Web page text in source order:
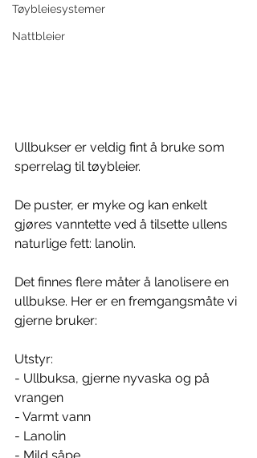
Tøybleiesystemer
Nattbleier
Ullbukser er veldig fint å bruke som
sperrelag til tøybleier.
De puster, er myke og kan enkelt
gjøres vanntette ved å tilsette ullens
naturlige fett: lanolin.
Det finnes flere måter å lanolisere en
ullbukse. Her er en fremgangsmåte vi
gjerne bruker:
Utstyr:
- Ullbuksa, gjerne nyvaska og på
vrangen
- Varmt vann
- Lanolin
- Mild såpe